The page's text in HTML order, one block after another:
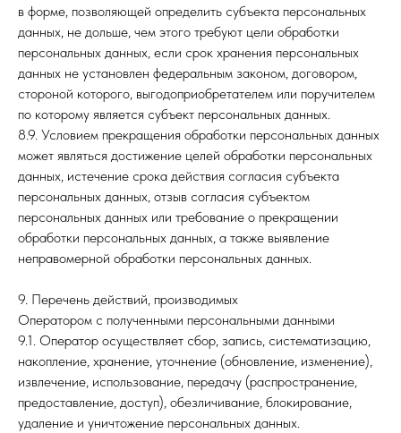
в форме, позволяющей определить субъекта персональных
данных, не дольше, чем этого требуют цели обработки
персональных данных, если срок хранения персональных
данных не установлен федеральным законом, договором,
стороной которого, выгодоприобретателем или поручителем
по которому является субъект персональных данных.
8.9. Условием прекращения обработки персональных данных
может являться достижение целей обработки персональных
данных, истечение срока действия согласия субъекта
персональных данных, отзыв согласия субъектом
персональных данных или требование о прекращении
обработки персональных данных, а также выявление
неправомерной обработки персональных данных.
9. Перечень действий, производимых
Оператором с полученными персональными данными
9.1. Оператор осуществляет сбор, запись, систематизацию,
накопление, хранение, уточнение (обновление, изменение),
извлечение, использование, передачу (распространение,
предоставление, доступ), обезличивание, блокирование,
удаление и уничтожение персональных данных.